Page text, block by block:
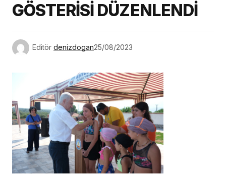
GÖSTERİSİ DÜZENLENDİ
Editör denizdogan25/08/2023